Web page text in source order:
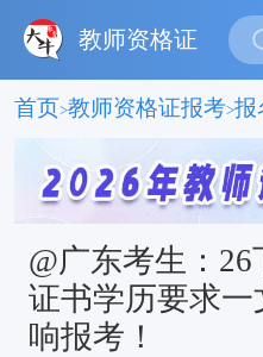
教师资格证
首页>教师资格证报考>报
@广东考生：
证书学历要求
响报考！